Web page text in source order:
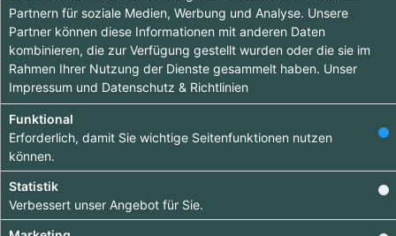
nochmal vorbei :-)
Tipp ab 15.90 €
Hebe dich ab von
anderen ab und
bringe deinen
Partnern für soziale Medien, Werbung und Analyse. Unsere
Partner können diese Informationen mit anderen Daten
kombinieren, die zur Verfügung gestellt wurden oder die sie im
Rahmen Ihrer Nutzung der Dienste gesammelt haben. Unser
Impressum und Datenschutz & Richtlinien
Funktional
Erforderlich, damit Sie wichtige Seitenfunktionen nutzen
können.
Statistik
Verbessert unser Angebot für Sie.